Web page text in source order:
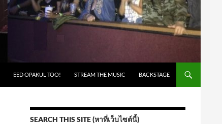
EED OPAKUL TOO! STREAM THE MUSIC BACKSTAGE
SEARCH THIS SITE (หาที่เว็บไซต์นี้)